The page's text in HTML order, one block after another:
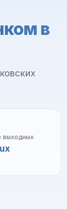
в
выходных